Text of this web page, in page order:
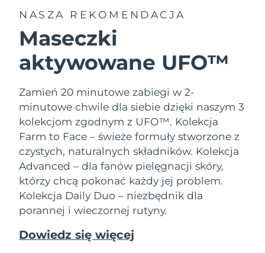
NASZA REKOMENDACJA
Maseczki
aktywowane UFO™
Zamień 20 minutowe zabiegi w 2-
minutowe chwile dla siebie dzięki naszym 3
kolekcjom zgodnym z UFO™. Kolekcja
Farm to Face – świeże formuły stworzone z
czystych, naturalnych składników. Kolekcja
Advanced – dla fanów pielęgnacji skóry,
którzy chcą pokonać każdy jej problem.
Kolekcja Daily Duo – niezbędnik dla
porannej i wieczornej rutyny.
Dowiedz się więcej